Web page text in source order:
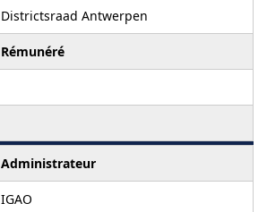
Districtsraad Antwerpen
Rémunéré
Administrateur
IGAO